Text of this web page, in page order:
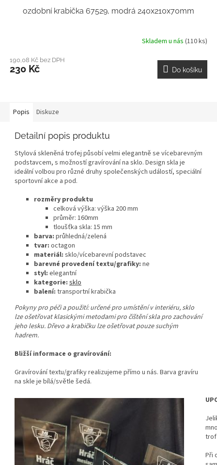
ozdobní krabička 67529, modrá 240x210x70mm
Skladem u nás (110 ks)
190,08 Kč bez DPH
230 Kč Do košíku
Popis Diskuze
Detailní popis produktu
Stylová skleněná trofej působí velmi elegantně se vícebarevným
podstavcem, s možností gravírování na sklo. Design skla je
ideální volbou pro různé druhy společenských událostí, speciální
sportovní akce a pod.
rozměry produktu
celková výška: výška 200 mm
průměr: 160mm
tloušťka skla: 15 mm
barva: průhledná/zelená
tvar: octagon
materiál: sklo/vícebarevní podstavec
barevné provedení textu/grafiky: ne
styl: elegantní
kategorie: sklo
balení: transportní krabička
Pokyny pro péči a použití: určené pro umístění v interiéru, sklo
lze ošetřovat klasickými metodami pro čištění skla pro zachování
jeho lesku. Dřevo a krabičku lze ošetřovat pouze suchým
hadrem.
Bližší informace o gravírování:
Gravírování textu/grafiky realizujeme přímo u nás. Barva gravíru
na skle je bílá/světle šedá.
Při